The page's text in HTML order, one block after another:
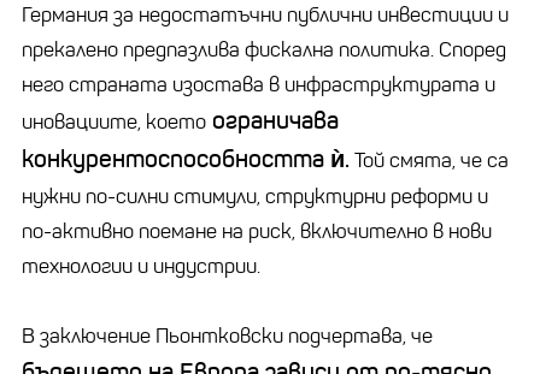
Германия за недостатъчни публични инвестиции и
прекалено предпазлива фискална политика. Според
него страната изостава в инфраструктурата и
иновациите, което ограничава
конкурентоспособността ѝ. Той смята, че са
нужни по-силни стимули, структурни реформи и
по-активно поемане на риск, включително в нови
технологии и индустрии.
В заключение Пьонтковски подчертава, че